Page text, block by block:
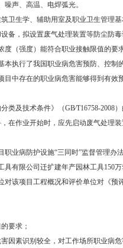
声、高温、电焊弧光。
卫生学、辅助用室及职业卫生管理
备，拟设置废气处理装置等防尘
（强度）能符合职业接触限值的要求
执行了我国职业病危害预防、控
中存在的职业病危害能够得到有
类及技术条件》（GB∕T16758-
在作业开始时，应先启动废气处理
业病防护设施“三同时”监督管理
有限公司迁扩建年产园林工具150
该项目工程概况和评价单位对《预
要求；
因素识别较全，对工作场所职业病